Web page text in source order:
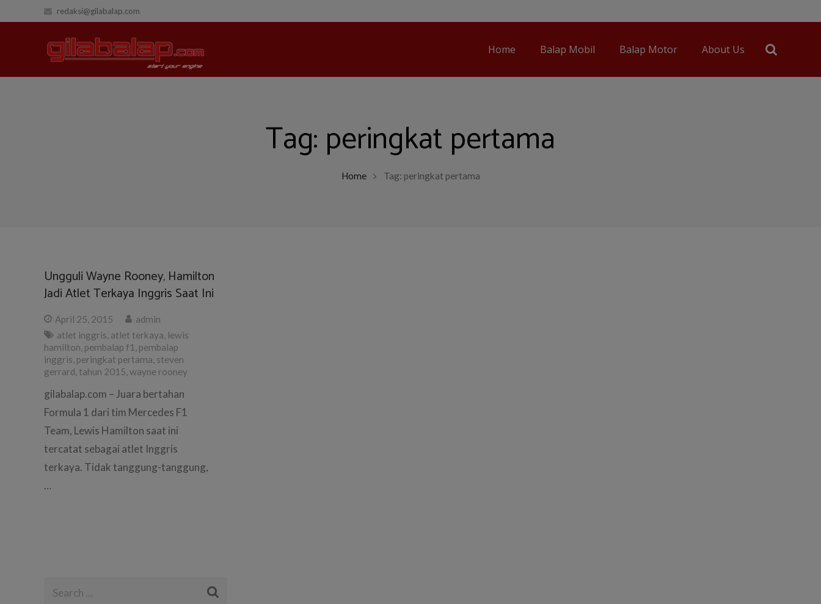
redaksi@gilabalap.com
Home Balap Mobil Balap Motor About Us
Tag: peringkat pertama
Home Tag: peringkat pertama
Ungguli Wayne Rooney, Hamilton
Jadi Atlet Terkaya Inggris Saat Ini
April 25, 2015
admin
atlet inggris, atlet terkaya, lewis
hamilton, pembalap f1 , pembalap
inggris, peringkat pertama, steven
gerrard, tahun 2015,wayne rooney
gilabalap.com – Juara bertahan
Formula 1 dari tim Mercedes F1
Team, Lewis Hamilton saat ini
tercatat sebagai atlet Inggris
terkaya. Tidak tanggung-tanggung,
…